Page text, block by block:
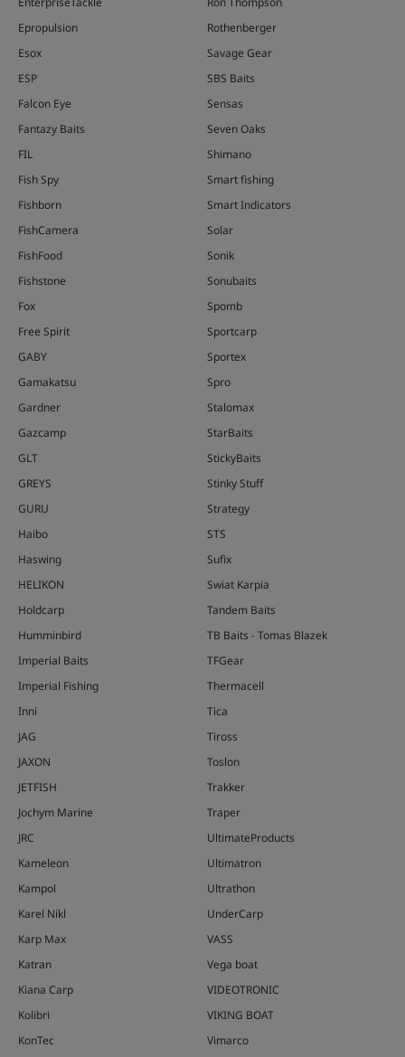
Epropulsion
Esox
ESP
Falcon Eye
Fantazy Baits
FIL
Fish Spy
Fishborn
FishCamera
FishFood
Fishstone
Fox
Free Spirit
GABY
Gamakatsu
Gardner
Gazcamp
GLT
GREYS
GURU
Haibo
Haswing
HELIKON
Holdcarp
Humminbird
Imperial Baits
Imperial Fishing
Inni
JAG
JAXON
JETFISH
Jochym Marine
JRC
Kameleon
Kampol
Karel Nikl
Karp Max
Katran
Kiana Carp
Kolibri
KonTec
Rothenberger
Savage Gear
SBS Baits
Sensas
Seven Oaks
Shimano
Smart fishing
Smart Indicators
Solar
Sonik
Sonubaits
Spomb
Sportcarp
Sportex
Spro
Stalomax
StarBaits
StickyBaits
Stinky Stuff
Strategy
STS
Sufix
Swiat Karpia
Tandem Baits
TB Baits - Tomas Blazek
TFGear
Thermacell
Tica
Tiross
Toslon
Trakker
Traper
UltimateProducts
Ultimatron
Ultrathon
UnderCarp
VASS
Vega boat
VIDEOTRONIC
VIKING BOAT
Vimarco